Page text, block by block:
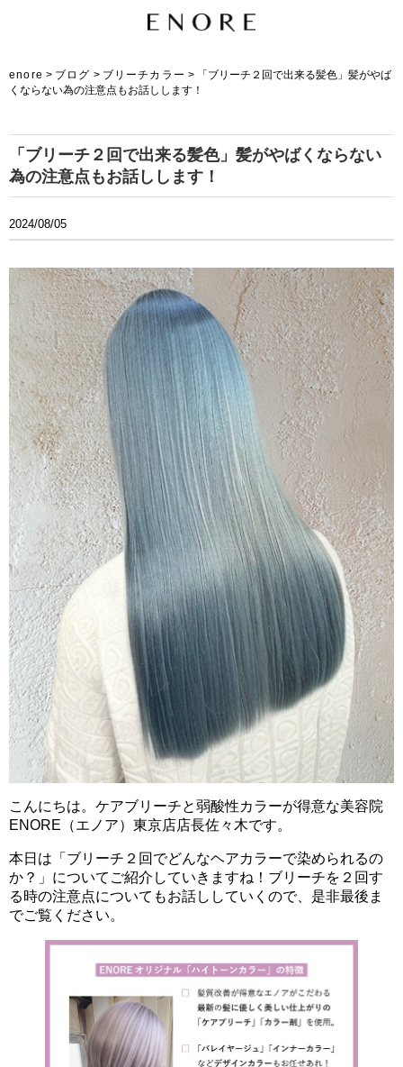
enore > ブログ > ブリーチカラー >
「ブリーチ２回で出来る髪色」髪がやば
くならない為の注意点もお話しします！
「ブリーチ２回で出来る髪色」髪がやばくならない
為の注意点もお話しします！
2024/08/05
こんにちは。ケアブリーチと弱酸性カラーが得意な美容院
ENORE（エノア）東京店店長佐々木です。
本日は「ブリーチ２回でどんなヘアカラーで染められるの
か？」についてご紹介していきますね！ブリーチを２回す
る時の注意点についてもお話ししていくので、是非最後ま
でご覧ください。